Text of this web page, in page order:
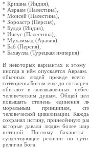
* Кришна (Индия),
* Авраам (Палестина),
* Моисей (Палестина),
* Зороастр (Персия),
* Будда (Индия),
* Иисус (Палестина),
* Мухаммад (Аравия),
* Баб (Персия),
* Бахаулла (Турецкая империя).
В некоторых вариантах к этому
иногда в нём опускается
обычных людей прежде
сотворены Богом ещё до
обитают в вовзвышенных
человеческим душам. Общей
повышать степень единения
моральным принципам,
человеческой цивилизации.
сохранял истину, принесённую
которые давали людям более
истиной. Поэтому бахаисты
существующие религии по
религии Бога.